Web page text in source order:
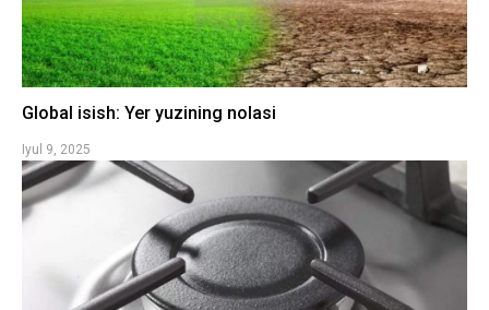
Global isish: Yer yuzining nolasi
Iyul 9, 2025